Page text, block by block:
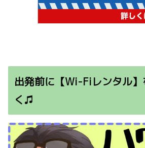
出発前に【Wi-Fiレンタル
く♫